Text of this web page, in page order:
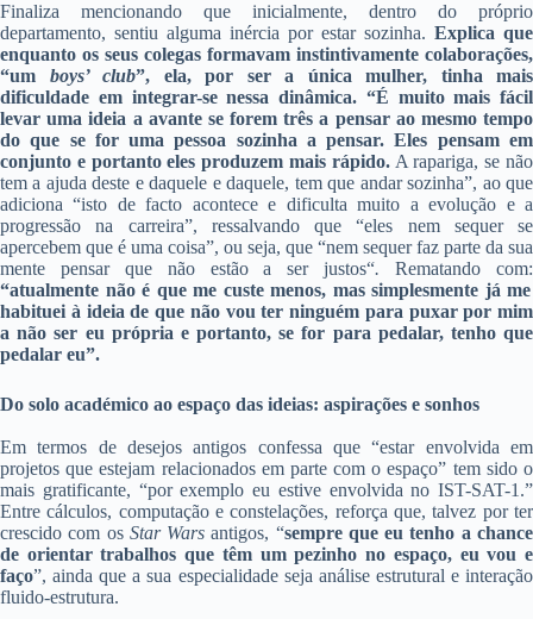
Finaliza mencionando que inicialmente, dentro do próprio
departamento, sentiu alguma inércia por estar sozinha. Explica que
enquanto os seus colegas formavam instintivamente colaborações,
“um boys’ club”, ela, por ser a única mulher, tinha mais
dificuldade em integrar-se nessa dinâmica. “É muito mais fácil
levar uma ideia a avante se forem três a pensar ao mesmo tempo
do que se for uma pessoa sozinha a pensar. Eles pensam em
conjunto e portanto eles produzem mais rápido.A rapariga, se não
tem a ajuda deste e daquele e daquele, tem que andar sozinha”, ao que
adiciona “isto de facto acontece e dificulta muito a evolução e a
progressão na carreira”, ressalvando que “eles nem sequer se
apercebem que é uma coisa”, ou seja, que “nem sequer faz parte da sua
mente pensar que não estão a ser justos“.Rematando com:
“atualmente não é que me custe menos, mas simplesmente já me
habituei à ideia de que não vou ter ninguém para puxar por mim
a não ser eu própria e portanto, se for para pedalar, tenho que
pedalar eu”.
Do solo académico ao espaço das ideias: aspirações e sonhos
Em termos de desejos antigos confessa que “estar envolvida em
projetos que estejam relacionados em parte com o espaço” tem sido o
mais gratificante, “por exemplo eu estive envolvida no IST-SAT-1.”
Entre cálculos, computação e constelações, reforça que, talvez por ter
crescido com os Star Wars antigos, “sempre que eu tenho a chance
de orientar trabalhos que têm um pezinho no espaço, eu vou e
faço”, ainda que a sua especialidade seja análise estrutural e interação
fluido-estrutura.